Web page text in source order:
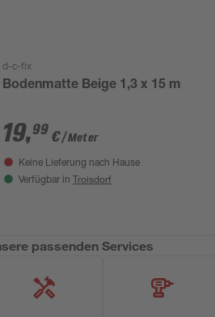
d-c-fix
Bodenmatte Beige 1,3 x 15 m
19,99 €/ Meter
Keine Lieferung nach Hause
Verfügbar in Troisdorf
passenden Services